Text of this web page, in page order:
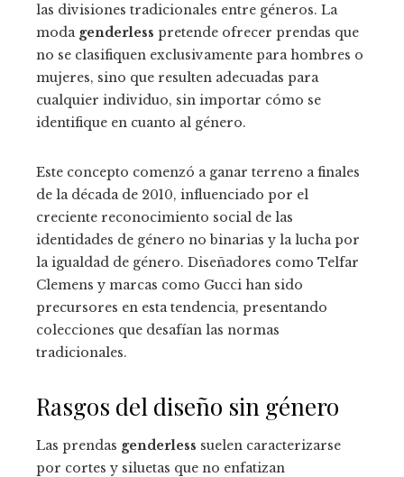
las divisiones tradicionales entre géneros. La
moda genderless pretende ofrecer prendas que
no se clasifiquen exclusivamente para hombres o
mujeres, sino que resulten adecuadas para
cualquier individuo, sin importar cómo se
identifique en cuanto al género.
Este concepto comenzó a ganar terreno a finales
de la década de 2010, influenciado por el
creciente reconocimiento social de las
identidades de género no binarias y la lucha por
la igualdad de género. Diseñadores como Telfar
Clemens y marcas como Gucci han sido
precursores en esta tendencia, presentando
colecciones que desafían las normas
tradicionales.
Rasgos del diseño sin género
Las prendas genderless suelen caracterizarse
por cortes y siluetas que no enfatizan